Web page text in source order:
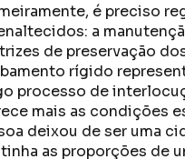
é preciso
a
de preservação
rígido
processo de
mais as condições
deixou de ser uma
as proporções de